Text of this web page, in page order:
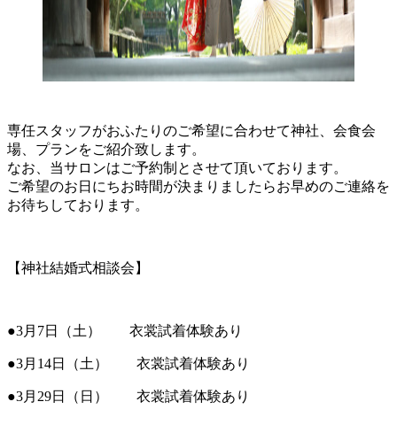
専任スタッフがおふたりのご希望に合わせて神社、会食会
場、プランをご紹介致します。
なお、当サロンはご予約制とさせて頂いております。
ご希望のお日にちお時間が決まりましたらお早めのご連絡を
お待ちしております。
【神社結婚式相談会】
●3月7日（土） 衣裳試着体験あり
●3月14日（土） 衣裳試着体験あり
●3月29日（日） 衣裳試着体験あり